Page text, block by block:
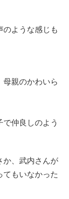
のような感じも
母親のかわいら
仲良しのよう
か、武内さんが
てもいなかった